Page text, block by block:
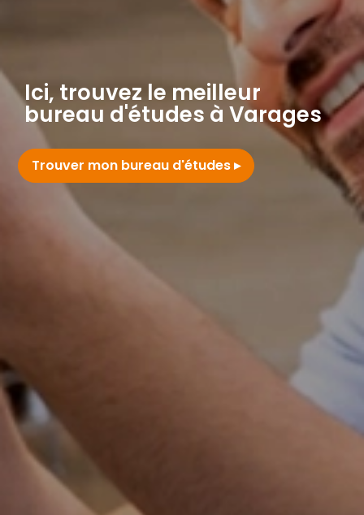
Ici, trouvez le meilleur
bureau d'études à Varages
Trouver mon bureau d'études